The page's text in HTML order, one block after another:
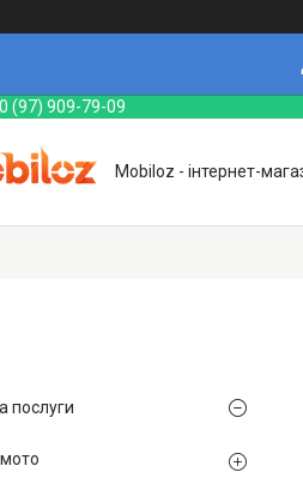
(97) 909-79-09
Mobiloz - інтернет-
послуги